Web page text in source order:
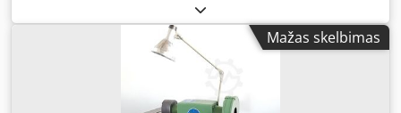
šlifavimo diskai, skersmuo 200 mm 1 lyginimo diskas,
skersmuo 100 mm 1 lyginimo diskas, skersmuo 150 mm
Dkjdpfx Acew Stmyemor su aušinimo skysčio įranga 380
voltų Užimama vieta: Ilgis 1200 mm Plotis 1200 mm Aukštis
1500 mm su padėklu Svoris 530 kg su padėklu
Mažas skelbimas